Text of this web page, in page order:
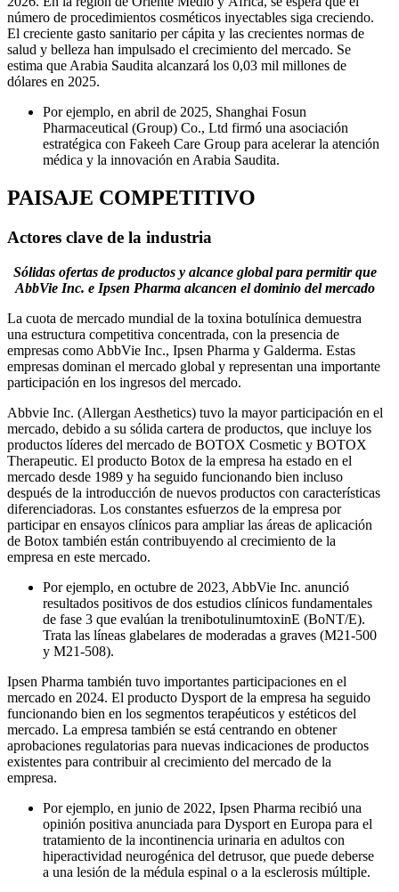
número de procedimientos cosméticos inyectables siga creciendo.
El creciente gasto sanitario per cápita y las crecientes normas de
salud y belleza han impulsado el crecimiento del mercado. Se
estima que Arabia Saudita alcanzará los 0,03 mil millones de
dólares en 2025.
Por ejemplo, en abril de 2025, Shanghai Fosun
Pharmaceutical (Group) Co., Ltd firmó una asociación
estratégica con Fakeeh Care Group para acelerar la atención
médica y la innovación en Arabia Saudita.
PAISAJE COMPETITIVO
Actores clave de la industria
Sólidas ofertas de productos y alcance global para permitir que
AbbVie Inc. e Ipsen Pharma alcancen el dominio del mercado
La cuota de mercado mundial de la toxina botulínica demuestra
una estructura competitiva concentrada, con la presencia de
empresas como AbbVie Inc., Ipsen Pharma y Galderma. Estas
empresas dominan el mercado global y representan una importante
participación en los ingresos del mercado.
Abbvie Inc. (Allergan Aesthetics) tuvo la mayor participación en el
mercado, debido a su sólida cartera de productos, que incluye los
productos líderes del mercado de BOTOX Cosmetic y BOTOX
Therapeutic. El producto Botox de la empresa ha estado en el
mercado desde 1989 y ha seguido funcionando bien incluso
después de la introducción de nuevos productos con características
diferenciadoras. Los constantes esfuerzos de la empresa por
participar en ensayos clínicos para ampliar las áreas de aplicación
de Botox también están contribuyendo al crecimiento de la
empresa en este mercado.
Por ejemplo, en octubre de 2023, AbbVie Inc. anunció
resultados positivos de dos estudios clínicos fundamentales
de fase 3 que evalúan la trenibotulinumtoxinE (BoNT/E).
Trata las líneas glabelares de moderadas a graves (M21-500
y M21-508).
Ipsen Pharma también tuvo importantes participaciones en el
mercado en 2024. El producto Dysport de la empresa ha seguido
funcionando bien en los segmentos terapéuticos y estéticos del
mercado. La empresa también se está centrando en obtener
aprobaciones regulatorias para nuevas indicaciones de productos
existentes para contribuir al crecimiento del mercado de la
empresa.
Por ejemplo, en junio de 2022, Ipsen Pharma recibió una
opinión positiva anunciada para Dysport en Europa para el
tratamiento de la incontinencia urinaria en adultos con
hiperactividad neurogénica del detrusor, que puede deberse
a una lesión de la médula espinal o a la esclerosis múltiple.